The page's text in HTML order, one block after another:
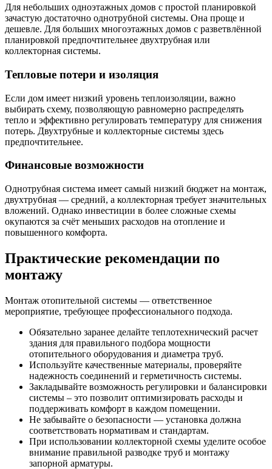
Для небольших одноэтажных домов с простой планировкой
зачастую достаточно однотрубной системы. Она проще и
дешевле. Для больших многоэтажных домов с разветвлённой
планировкой предпочтительнее двухтрубная или
коллекторная системы.
Тепловые потери и изоляция
Если дом имеет низкий уровень теплоизоляции, важно
выбирать схему, позволяющую равномерно распределять
тепло и эффективно регулировать температуру для снижения
потерь. Двухтрубные и коллекторные системы здесь
предпочтительнее.
Финансовые возможности
Однотрубная система имеет самый низкий бюджет на монтаж,
двухтрубная — средний, а коллекторная требует значительных
вложений. Однако инвестиции в более сложные схемы
окупаются за счёт меньших расходов на отопление и
повышенного комфорта.
Практические рекомендации по
монтажу
Монтаж отопительной системы — ответственное
мероприятие, требующее профессионального подхода.
Обязательно заранее делайте теплотехнический расчет
здания для правильного подбора мощности
отопительного оборудования и диаметра труб.
Используйте качественные материалы, проверяйте
надежность соединений и герметичность системы.
Закладывайте возможность регулировки и балансировки
системы – это позволит оптимизировать расходы и
поддерживать комфорт в каждом помещении.
Не забывайте о безопасности — установка должна
соответствовать нормативам и стандартам.
При использовании коллекторной схемы уделите особое
внимание правильной разводке труб и монтажу
запорной арматуры.